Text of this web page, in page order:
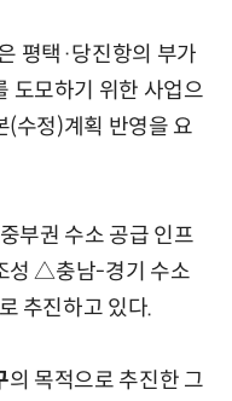
평택·당진항의 부가
도모하기 위한 사업으
(수정)계획 반영을 요
부권 수소 공급 인프
성 △충남-경기 수소
추진하고 있다.
의 목적으로 추진한 그